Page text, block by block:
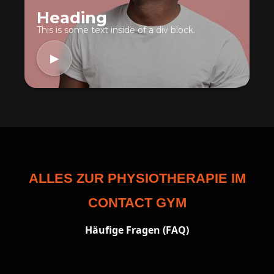
Heading
This is some text inside of a div block.
▶
ALLES ZUR PHYSIOTHERAPIE IM
CONTACT GYM
Häufige Fragen (FAQ)